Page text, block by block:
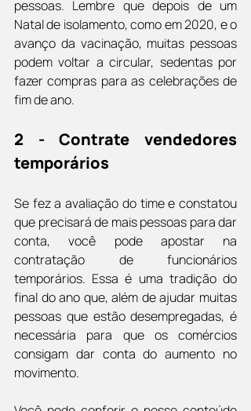
pessoas. Lembre que depois de um
Natal de isolamento, como em 2020, e o
avanço da vacinação, muitas pessoas
podem voltar a circular, sedentas por
fazer compras para as celebrações de
fim de ano.
2 - Contrate vendedores
temporários
Se fez a avaliação do time e constatou
que precisará de mais pessoas para dar
conta, você pode apostar na
contratação de funcionários
temporários. Essa é uma tradição do
final do ano que, além de ajudar muitas
pessoas que estão desempregadas, é
necessária para que os comércios
consigam dar conta do aumento no
movimento.